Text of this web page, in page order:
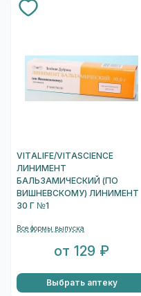
VITALIFE/VITASCIENCE
ЛИНИМЕНТ
БАЛЬЗАМИЧЕСКИЙ (ПО
ВИШНЕВСКОМУ) ЛИНИМЕНТ
30 Г №1
Все формы выпуска
от 129 ₽
Выбрать аптеку